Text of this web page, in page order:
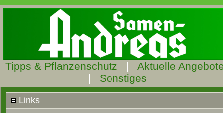
Tipps & Pflanzenschutz | Aktuelle
| Sonstiges
Links